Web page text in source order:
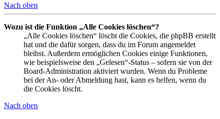
Nach oben
Wozu ist die Funktion „Alle Cookies löschen“?
„Alle Cookies löschen“ löscht die Cookies, die phpBB erstellt
hat und die dafür sorgen, dass du im Forum angemeldet
bleibst. Außerdem ermöglichen Cookies einige Funktionen,
wie beispielsweise den „Gelesen“-Status – sofern sie von der
Board-Administration aktiviert wurden. Wenn du Probleme
bei der An- oder Abmeldung hast, kann es helfen, wenn du
die Cookies löscht.
Nach oben